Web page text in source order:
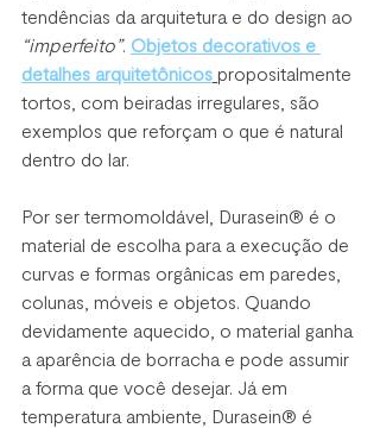
tendências da arquitetura e do design ao
“imperfeito”. Objetos decorativos e
detalhes arquitetônicos propositalmente
tortos, com beiradas irregulares, são
exemplos que reforçam o que é natural
dentro do lar.
Por ser termomoldável, Durasein® é o
material de escolha para a execução de
curvas e formas orgânicas em paredes,
colunas, móveis e objetos. Quando
devidamente aquecido, o material ganha
a aparência de borracha e pode assumir
a forma que você desejar. Já em
temperatura ambiente, Durasein® é